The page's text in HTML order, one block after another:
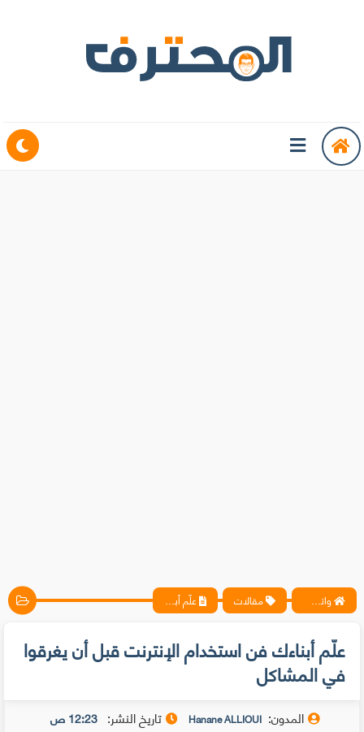
واتس آب ، فيسبوك ، أنترنت ، شروحات تقنية حصرية - المحترف مقالات علّم أبناءك فن استخدام الإنترنت قبل أن يغرقوا في المشاكل
علّم أبناءك فن استخدام الإنترنت قبل أن يغرقوا
في المشاكل
المدون: Hanane ALLIOUI تاريخ النشر: 12:23 ص